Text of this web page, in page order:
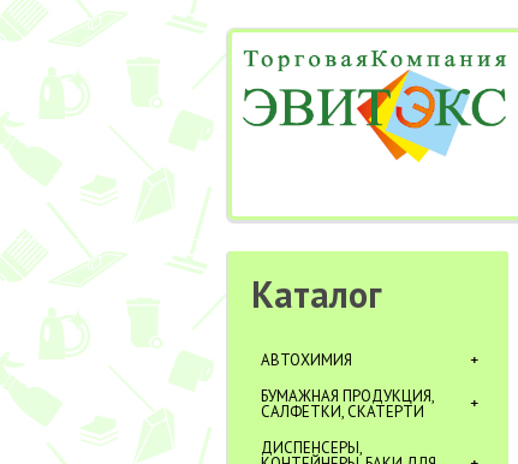
Каталог
АВТОХИМИЯ
БУМАЖНАЯ ПРОДУКЦИЯ,
САЛФЕТКИ, СКАТЕРТИ
ДИСПЕНСЕРЫ,